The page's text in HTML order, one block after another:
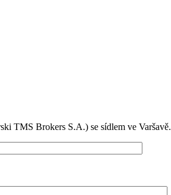
TMS Brokers S.A.) se sídlem ve Varšavě.